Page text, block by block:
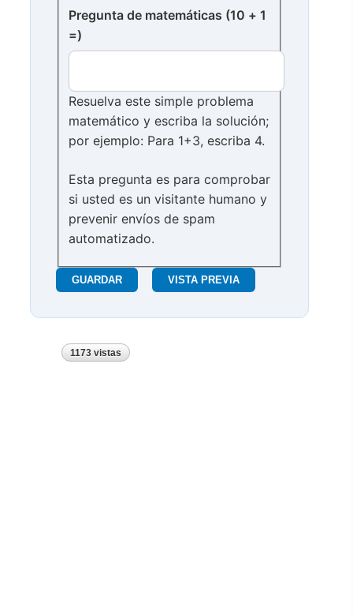
Pregunta de matemáticas (10 + 1
=)
Resuelva este simple problema
matemático y escriba la solución;
por ejemplo: Para 1+3, escriba 4.
Esta pregunta es para comprobar
si usted es un visitante humano y
prevenir envíos de spam
automatizado.
1173 vistas